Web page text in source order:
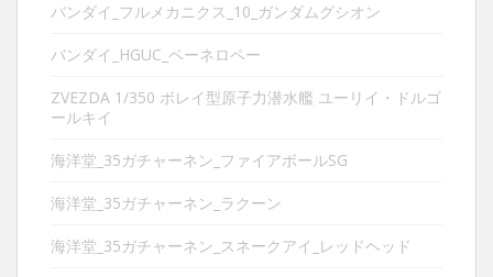
バンダイ_フルメカニクス_10_ガンダムグシオン
バンダイ_HGUC_ペーネロペー
ZVEZDA 1/350 ボレイ型原子力潜水艦 ユーリイ・ドルゴ
ールキイ
海洋堂_35ガチャーネン_ファイアボールSG
海洋堂_35ガチャーネン_ラクーン
海洋堂_35ガチャーネン_スネークアイ_レッドヘッド